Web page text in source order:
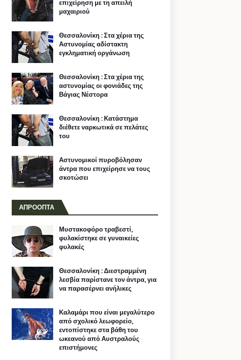
επιχείρηση με τη απειλή
μαχαιριού
Θεσσαλονίκη : Στα χέρια της
Αστυνομίας αδίστακτη
εγκληματική οργάνωση
Θεσσαλονίκη : Στα χέρια της
αστυνομίας οι φονιάδες της
Βάγιας Νέστορα
Θεσσαλονίκη : Κατάστημα
διέθετε ναρκωτικά σε πελάτες
του
Αστυνομικοί πυροβόλησαν
άντρα που επιχείρησε να τους
σκοτώσει
ΑΠΡΟΟΠΤΑ
Μυστακοφόρο τραβεστί,
φυλακίστηκε σε γυναικείες
φυλακές
Θεσσαλονίκη : Διεστραμμένη
λεσβία παρίστανε τον άντρα, για
να παρασέρνει ανήλικες
Καλαμάρι που είναι μεγαλύτερο
από σχολικό λεωφορείο,
εντοπίστηκε στα βάθη του
ωκεανού από Αυστραλούς
επιστήμονες